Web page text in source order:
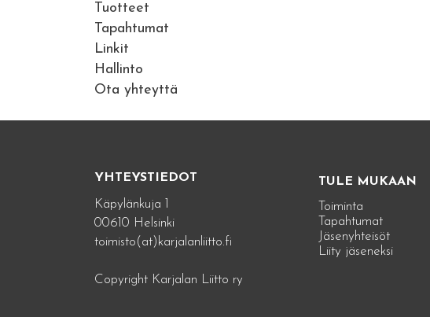
Tuotteet
Tapahtumat
Linkit
Hallinto
Ota yhteyttä
YHTEYSTIEDOT
Käpylänkuja 1
00610 Helsinki
toimisto(at)karjalanliitto.fi
Copyright Karjalan Liitto ry
TULE MUKAAN
Toiminta
Tapahtumat
Jäsenyhteisöt
Liity jäseneksi